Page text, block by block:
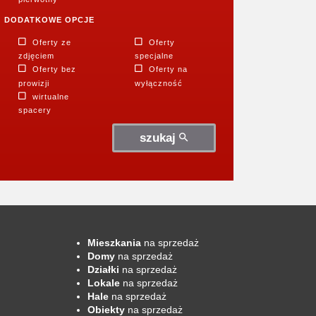
DODATKOWE OPCJE
Oferty ze
zdjęciem
Oferty
specjalne
Oferty bez
prowizji
Oferty na
wyłączność
wirtualne
spacery
szukaj
Mieszkaniana sprzedaż
Domyna sprzedaż
Działki na sprzedaż
Lokalena sprzedaż
Halena sprzedaż
Obiektyna sprzedaż